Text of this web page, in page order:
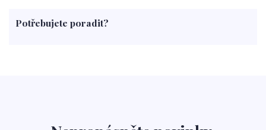
rohlíky
grilování čaj
Potřebujete poradit?